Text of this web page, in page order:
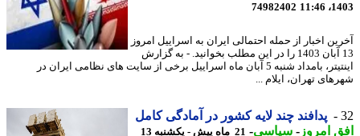
74982402
اخبار از حمله احتمالی ایران به اسراییل امروز
13 آبان 1403 را در این مطلب بخوانید. - به گزارش
اینتیتر، بامداد شنبه 5 آبان ماه اسراییل برخی از سایت های نظامی ایران در
تهران، ایلام ...
پدافند چند لایه کشور در آمادگی کامل
امروز-سیاسی-
21 ماه پیش - یکشنبه 13